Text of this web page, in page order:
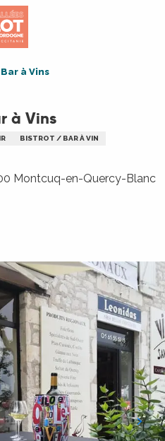
à Vins
à Vins
BISTROT / BAR À VIN
Montcuq-en-Quercy-Blanc